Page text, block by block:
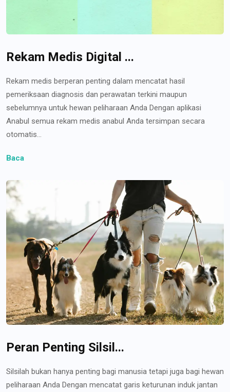
Rekam Medis Digital ...
Rekam medis berperan penting dalam mencatat hasil
pemeriksaan diagnosis dan perawatan terkini maupun
sebelumnya untuk hewan peliharaan Anda Dengan aplikasi
Anabul semua rekam medis anabul Anda tersimpan secara
otomatis...
Baca
Peran Penting Silsil...
Silsilah bukan hanya penting bagi manusia tetapi juga bagi hewan
peliharaan Anda Dengan mencatat garis keturunan induk jantan